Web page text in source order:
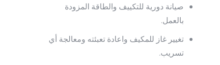
صيانة دورية للتكييف والطاقة المزودة
بالعمل.
تغيير غاز للمكيف واعادة تعبئته ومعالجة أي
تسريب.